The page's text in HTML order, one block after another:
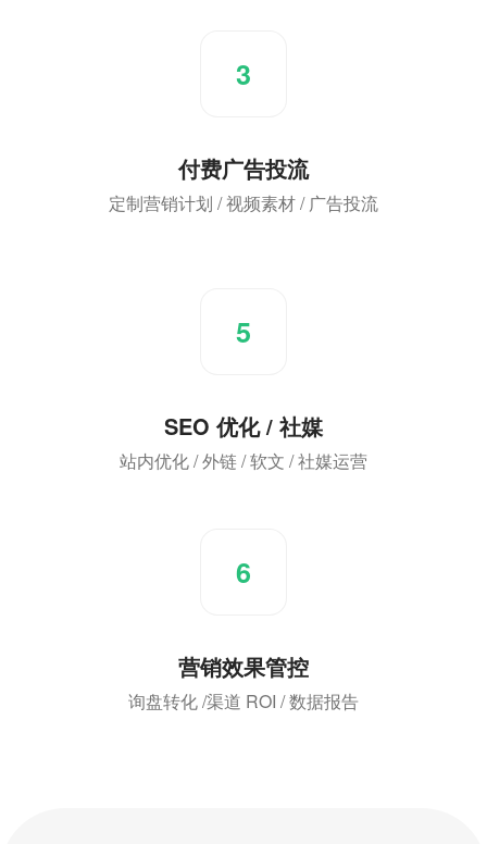
3
付费广告投流
定制营销计划 / 视频素材 / 广告投流
5
SEO 优化 / 社媒
站内优化 / 外链 / 软文 / 社媒运营
6
营销效果管控
询盘转化 /渠道 ROI / 数据报告